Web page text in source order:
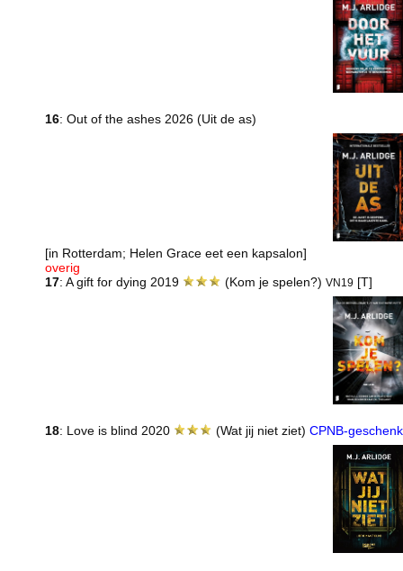
16: Out of the ashes 2026 (Uit de as)
[in Rotterdam; Helen Grace eet een kapsalon]
overig
17: A gift for dying 2019 (Kom je spelen?)VN19 [T]
18: Love is blind 2020 (Wat jij niet ziet)CPNB-